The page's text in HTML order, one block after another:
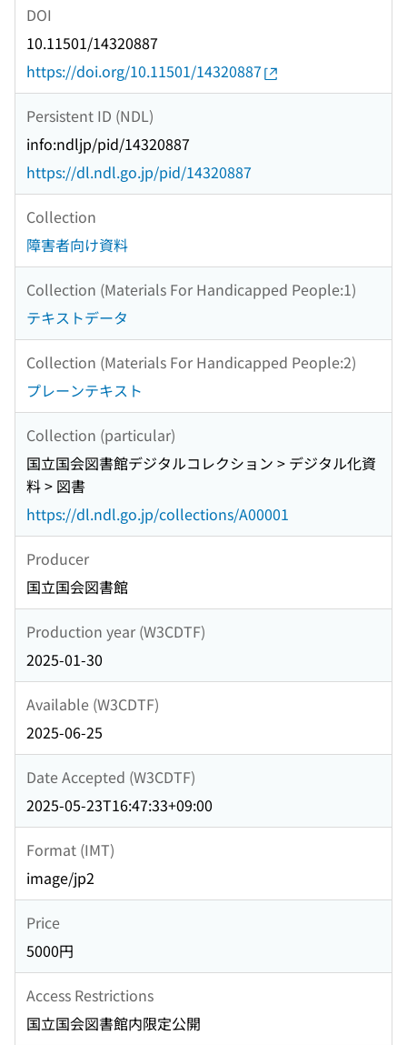
DOI
10.11501/14320887
https://doi.org/10.11501/14320887
Persistent ID (NDL)
info:ndljp/pid/14320887
https://dl.ndl.go.jp/pid/14320887
Collection
障害者向け資料
Collection (Materials For Handicapped People:1)
テキストデータ
Collection (Materials For Handicapped People:2)
プレーンテキスト
Collection (particular)
国立国会図書館デジタルコレクション > デジタル化資
料 > 図書
https://dl.ndl.go.jp/collections/A00001
Producer
国立国会図書館
Production year (W3CDTF)
2025-01-30
Available (W3CDTF)
2025-06-25
Date Accepted (W3CDTF)
2025-05-23T16:47:33+09:00
Format (IMT)
image/jp2
Price
5000円
Access Restrictions
国立国会図書館内限定公開